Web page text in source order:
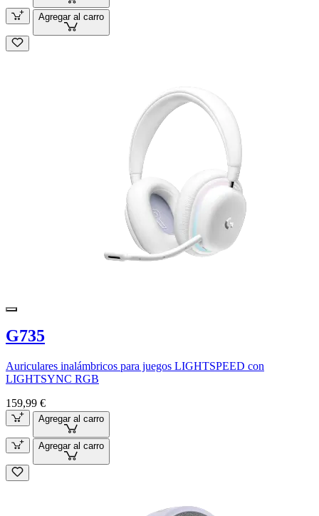
Agregar al carro
G735
Auriculares inalámbricos para juegos LIGHTSPEED con
LIGHTSYNC RGB
159,99 €
Agregar al carro
Agregar al carro